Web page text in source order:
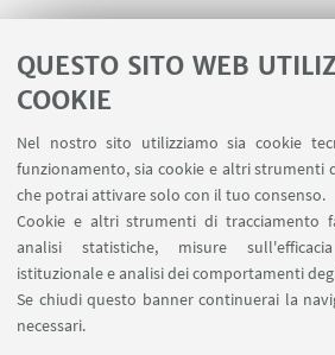
QUESTO SITO WEB
COOKIE
Nel nostro sito utilizziamo sia cookie
funzionamento, sia cookie e altri strumenti
che potrai attivare solo con il tuo consenso.
Cookie e altri strumenti di tracciamento
analisi statistiche, misure
istituzionale e analisi dei comportamenti
Se chiudi questo banner continuerai la
necessari.
ISCRIZIONI E TESSERA CUSB
IN EVIDENZA
🪪Fai la tessera CUSB
✍️ Scheda deleghe e allergie